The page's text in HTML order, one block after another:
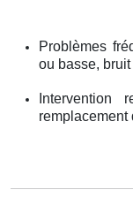
Problèmes
ou basse,
remplacement